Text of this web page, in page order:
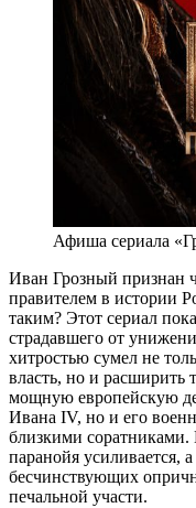
Афиша сериала
Иван Грозный признан
правителем в истории
таким? Этот сериал
страдавшего от
хитростью сумел не
власть, но и расширить
мощную европейскую
Ивана IV, но и его
близкими соратниками.
паранойя усиливается,
бесчинствующих
печальной участи.